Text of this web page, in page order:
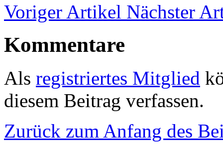
Voriger Artikel Nächster
Kommentare
Als registriertes Mitglied
diesem Beitrag verfassen.
Zurück zum Anfang des